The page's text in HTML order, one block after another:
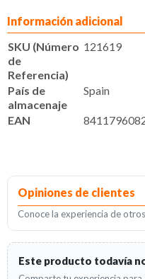
Información adicional
SKU (Número
de
Referencia)
121619
País de
almacenaje
Spain
EAN
Opiniones de clientes
Conoce la experiencia de
Este producto todavía